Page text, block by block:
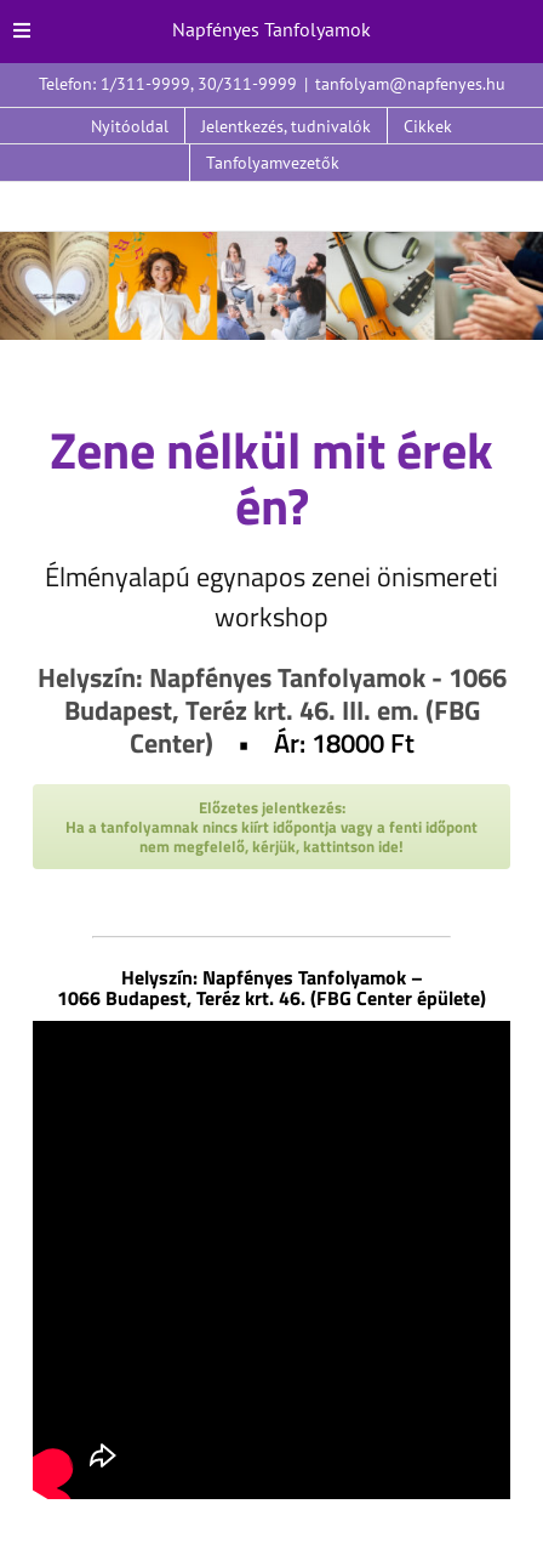
KihagyásTelefon: 1/311-9999, 30/311-9999 | tanfolyam@napfenyes.hu
Nyitóoldal
Jelentkezés, tudnivalók
Cikkek
Tanfolyamvezetők
Zene nélkül mit érek
én?
Élményalapú egynapos zenei önismereti
workshop
Helyszín: Napfényes Tanfolyamok - 1066
Budapest, Teréz krt. 46. III. em. (FBG
Center) • Ár: 18000 Ft
Előzetes jelentkezés:
Ha a tanfolyamnak nincs kiírt időpontja vagy a fenti időpont
nem megfelelő, kérjük, kattintson ide!
Helyszín: Napfényes Tanfolyamok –
1066 Budapest, Teréz krt. 46. (FBG Center épülete)
Napfényes Tanfolyamok